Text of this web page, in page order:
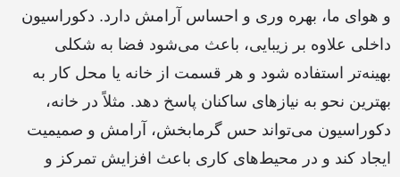
و هوای ما، بهره وری و احساس آرامش دارد. دکوراسیون
داخلی علاوه بر زیبایی، باعث می‌شود فضا به شکلی
بهینه‌تر استفاده شود و هر قسمت از خانه یا محل کار به
بهترین نحو به نیازهای ساکنان پاسخ دهد. مثلاً در خانه،
دکوراسیون می‌تواند حس گرمابخش، آرامش و صمیمیت
ایجاد کند و در محیط‌های کاری باعث افزایش تمرکز و